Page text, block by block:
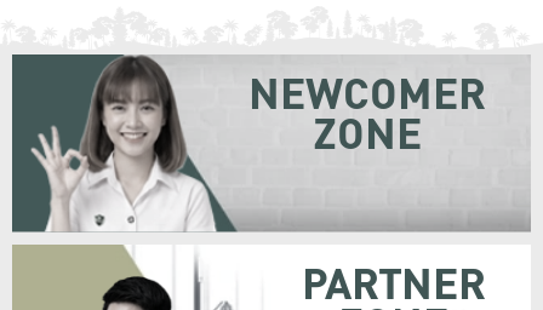
NEWCOMER
ZONE
PARTNER